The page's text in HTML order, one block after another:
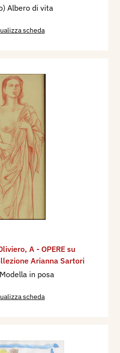
Albero di vita
scheda
, A - OPERE su
Arianna Sartori
in posa
scheda